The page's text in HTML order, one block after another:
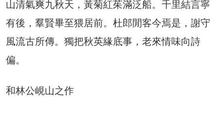
山清氣爽九秋天，黃菊紅茱滿泛船。千里結言寧
有後，羣賢畢至猥居前。杜郎閒客今焉是，謝守
風流古所傳。獨把秋英緣底事，老來情味向詩
偏。
和林公峴山之作